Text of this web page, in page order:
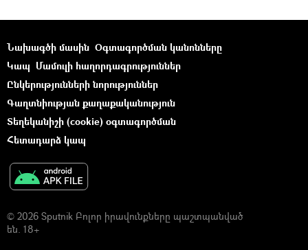
Նախագծի մասին Օգտագործման կանոնները
Կապ Մամուլի հաղորդագրություններ
Ընկերությունների նորություններ
Գաղտնիության քաղաքականություն
Տեղեկանիշի (cookie) օգտագործման
Հետադարձ կապ
© 2026 Sputnik Բոլոր իրավունքները պաշտպանված
են. 18+